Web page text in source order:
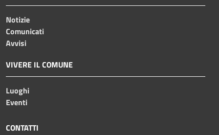
Notizie
Comunicati
Avvisi
VIVERE IL COMUNE
Luoghi
Eventi
CONTATTI